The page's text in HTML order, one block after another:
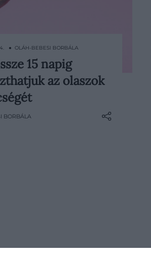
mégis
aromás – nem csoda,
közel kilenc hónap
ki, de mégis csak alig
egy hétig hoz termést
● OLÁH-BEBESI BORBÁLA
15 napig
az olaszok
BORBÁLA